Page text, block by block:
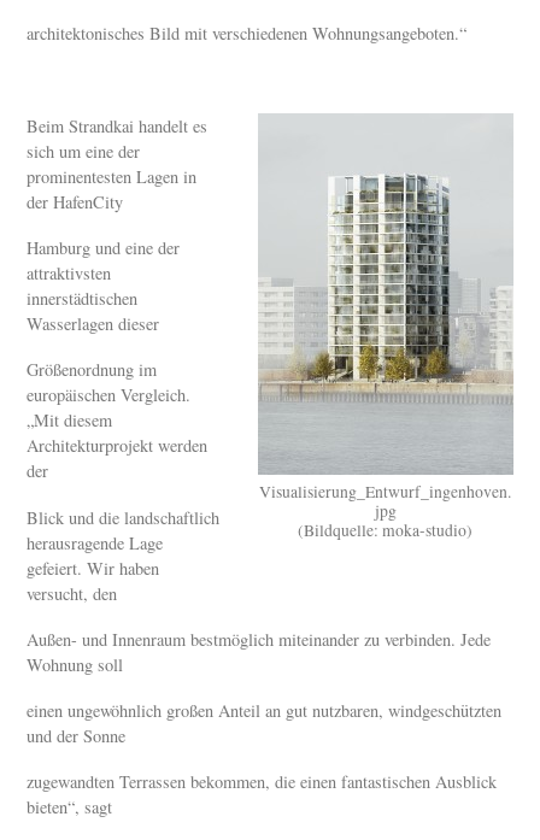
architektonisches Bild mit verschiedenen Wohnungsangeboten.“
Visualisierung_Entwurf_ingenhoven.
jpg
(Bildquelle: moka-studio)
Beim Strandkai handelt es
sich um eine der
prominentesten Lagen in
der HafenCity
Hamburg und eine der
attraktivsten
innerstädtischen
Wasserlagen dieser
Größenordnung im
europäischen Vergleich.
„Mit diesem
Architekturprojekt werden
der
Blick und die landschaftlich
herausragende Lage
gefeiert. Wir haben
versucht, den
Außen- und Innenraum bestmöglich miteinander zu verbinden. Jede
Wohnung soll
einen ungewöhnlich großen Anteil an gut nutzbaren, windgeschützten
und der Sonne
zugewandten Terrassen bekommen, die einen fantastischen Ausblick
bieten“, sagt